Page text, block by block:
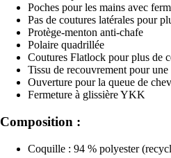
Poches pour les mains avec
Pas de coutures latérales pour
Protège-menton anti-chafe
Polaire quadrillée
Coutures Flatlock pour plus de
Tissu de recouvrement pour
Ouverture pour la queue de
Fermeture à glissière YKK
Composition :
Coquille : 94 % polyester